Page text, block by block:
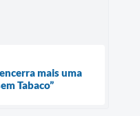
mais uma
Tabaco”